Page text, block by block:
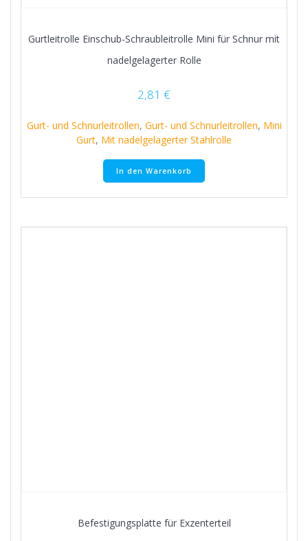
Gurtleitrolle Einschub-Schraubleitrolle Mini für Schnur mit
nadelgelagerter Rolle
2,81 €
Gurt- und Schnurleitrollen, Gurt- und Schnurleitrollen, Mini
Gurt, Mit nadelgelagerter Stahlrolle
In den Warenkorb
Befestigungsplatte für Exzenterteil